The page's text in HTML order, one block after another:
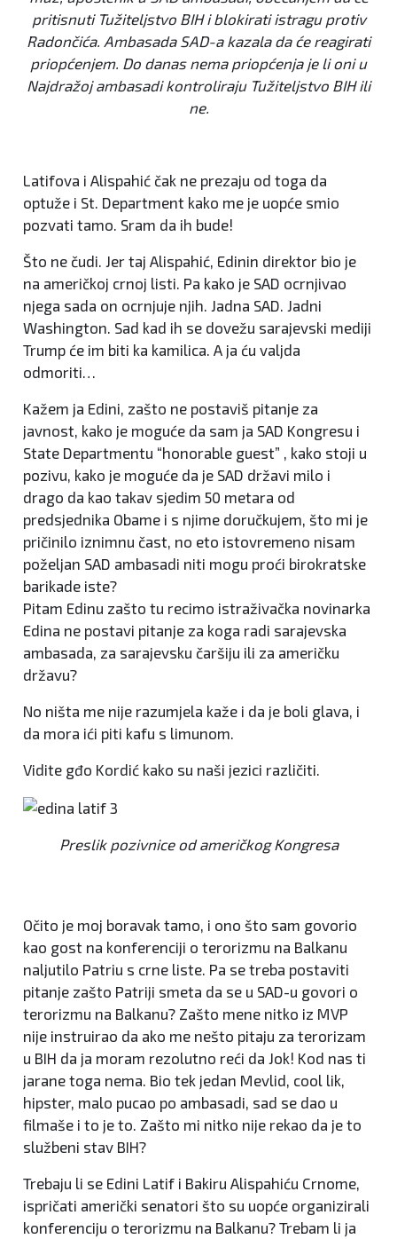
pritisnuti Tužiteljstvo BIH i blokirati istragu protiv
Radončića. Ambasada SAD-a kazala da će reagirati
priopćenjem. Do danas nema priopćenja je li oni u
Najdražoj ambasadi kontroliraju Tužiteljstvo BIH ili
ne.
Latifova i Alispahić čak ne prezaju od toga da
optuže i St. Department kako me je uopće smio
pozvati tamo. Sram da ih bude!
Što ne čudi. Jer taj Alispahić, Edinin direktor bio je
na američkoj crnoj listi. Pa kako je SAD ocrnjivao
njega sada on ocrnjuje njih. Jadna SAD. Jadni
Washington. Sad kad ih se dovežu sarajevski mediji
Trump će im biti ka kamilica. A ja ću valjda
odmoriti…
Kažem ja Edini, zašto ne postaviš pitanje za
javnost, kako je moguće da sam ja SAD Kongresu i
State Departmentu “honorable guest” , kako stoji u
pozivu, kako je moguće da je SAD državi milo i
drago da kao takav sjedim 50 metara od
predsjednika Obame i s njime doručkujem, što mi je
pričinilo iznimnu čast, no eto istovremeno nisam
poželjan SAD ambasadi niti mogu proći birokratske
barikade iste?
Pitam Edinu zašto tu recimo istraživačka novinarka
Edina ne postavi pitanje za koga radi sarajevska
ambasada, za sarajevsku čaršiju ili za američku
državu?
No ništa me nije razumjela kaže i da je boli glava, i
da mora ići piti kafu s limunom.
Vidite gđo Kordić kako su naši jezici različiti.
Preslik pozivnice od američkog Kongresa
Očito je moj boravak tamo, i ono što sam govorio
kao gost na konferenciji o terorizmu na Balkanu
naljutilo Patriu s crne liste. Pa se treba postaviti
pitanje zašto Patriji smeta da se u SAD-u govori o
terorizmu na Balkanu? Zašto mene nitko iz MVP
nije instruirao da ako me nešto pitaju za terorizam
u BIH da ja moram rezolutno reći da Jok! Kod nas ti
jarane toga nema. Bio tek jedan Mevlid, cool lik,
hipster, malo pucao po ambasadi, sad se dao u
filmaše i to je to. Zašto mi nitko nije rekao da je to
službeni stav BIH?
Trebaju li se Edini Latif i Bakiru Alispahiću Crnome,
ispričati američki senatori što su uopće organizirali
konferenciju o terorizmu na Balkanu? Trebam li ja